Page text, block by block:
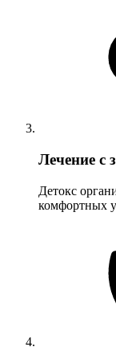
Лечение с
Детокс
комфортных